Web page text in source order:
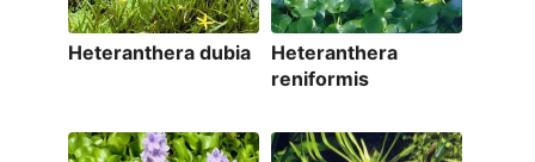
Heteranthera dubia
Heteranthera
reniformis